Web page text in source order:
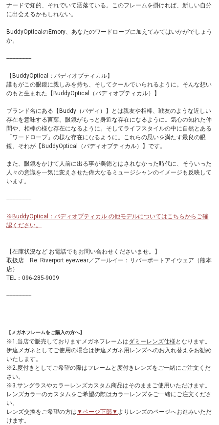
ナードで知的、それでいて洒落ている。このフレームを掛ければ、新しい自分
に出会えるかもしれない。
BuddyOpticalのEmory、あなたのワードローブに加えてみてはいかがでしょう
か。
-----------------
【BuddyOptical：バディオプティカル】
誰もがこの眼鏡に親しみを持ち、そしてクールでいられるように。そんな想い
のもと生まれた【BuddyOptical（バディオプティカル）】
ブランド名にある【Buddy（バディ）】とは親友や相棒、戦友のような近しい
存在を意味する言葉。眼鏡がもっと身近な存在になるように。気心の知れた仲
間や、相棒の様な存在になるように。そしてライフスタイルの中に自然とある
「ワードローブ」の様な存在になるように。これらの思いを満たす最良の眼
鏡、それが【BuddyOptical（バディオプティカル）】です。
また、眼鏡をかけて人前に出る事が美徳とはされなかった時代に、そういった
人々の意識を一気に変えさせた偉大なるミュージシャンのイメージも反映して
います。
-----------------
※BuddyOptical：バディオプティカル の他モデルについてはこちらからご確
認ください。
【在庫状況など お電話でもお問い合わせくださいませ。】
取扱店 Re: Riverport eyewear／アールイー：リバーポートアイウェア（熊本
店）
TEL：096-285-9009
-----------------
【メガネフレームをご購入の方へ】
※1.当店で販売しておりますメガネフレームはダミーレンズ仕様 となります。
伊達メガネとしてご使用の場合は伊達メガネ用レンズへのお入れ替えをお勧め
いたします。
※2.度付きとしてご希望の際はフレームと度付きレンズをご一緒にご注文くだ
さい。
※3.サングラスやカラーレンズカスタム商品はそのままご使用いただけます。
レンズカラーのカスタムをご希望の際はカラーレンズをご一緒にご注文くださ
い。
レンズ交換をご希望の方は ▼ページ下部▼ よりレンズのページへお進みいただ
けます。